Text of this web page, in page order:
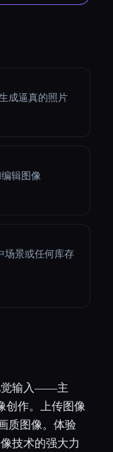
成逼真的照片
辑图像
场景或任何库存
觉输入——主
创作。上传图像
质图像。体验
技术的强大力